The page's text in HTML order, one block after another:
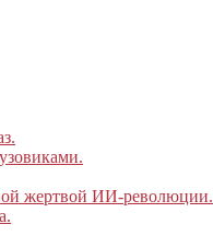
жертвой ИИ-революции.